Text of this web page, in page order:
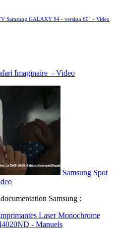
Samsung GALAXY S4 - version 60' - Video
Imaginaire - Video
Samsung Spot
Samsung :
Laser Monochrome
- Manuels